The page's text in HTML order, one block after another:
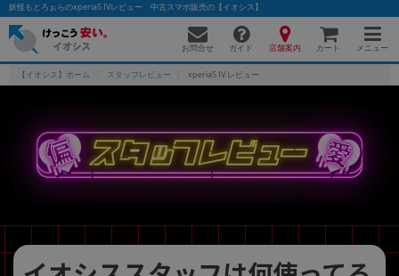
妖怪もとろぉらのxperia5 IVレビュー 中古スマホ販売の【イオシス】
お問合せ ガイド 店舗案内 カート メニュー
【イオシス】ホーム スタッフレビュー xperia5 IV レビュー
かんたんパソコン検索に切り替える
除外ワード
人気の検索ワード：Let's noteEliteBookMacBook